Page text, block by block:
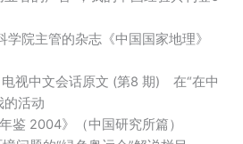
院主管的杂志《中国国家地理》
视中文会话原文 (第8 期) 在“在中
的活动
2004》（中国研究所篇）